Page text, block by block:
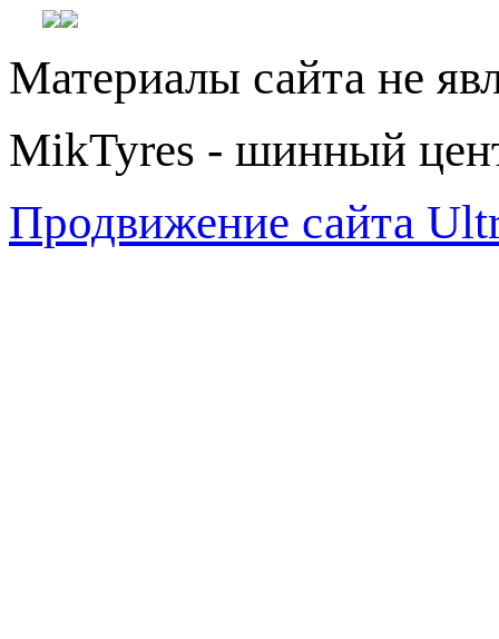
Материалы сайта не
MikTyres - шинный
Продвижение сайта